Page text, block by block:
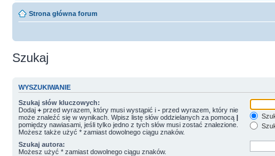
Strona główna forum
Szukaj
WYSZUKIWANIE
Szukaj słów kluczowych:
Dodaj + przed wyrazem, który musi wystąpić i - przed wyrazem, który nie
może znaleźć się w wynikach. Wpisz listę słów oddzielanych za pomocą |
pomiędzy nawiasami, jeśli tylko jedno z tych słów musi zostać znalezione.
Możesz także użyć * zamiast dowolnego ciągu znaków.
Szukaj autora:
Możesz użyć * zamiast dowolnego ciągu znaków.